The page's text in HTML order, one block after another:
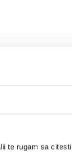
te rugam sa citesti